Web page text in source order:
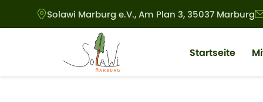
Direkt zum InhaltSolawi Marburg e.V., Am Plan 3, 35037 Marburg
Startseite